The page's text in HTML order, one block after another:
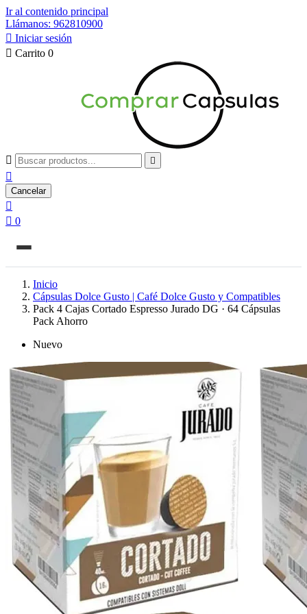
Ir al contenido principal
Llámanos: 962810900
 Iniciar sesión
 Carrito 0
 

Cancelar

 0
Inicio
Cápsulas Dolce Gusto | Café Dolce Gusto y Compatibles
Pack 4 Cajas Cortado Espresso Jurado DG · 64 Cápsulas
Pack Ahorro
Nuevo